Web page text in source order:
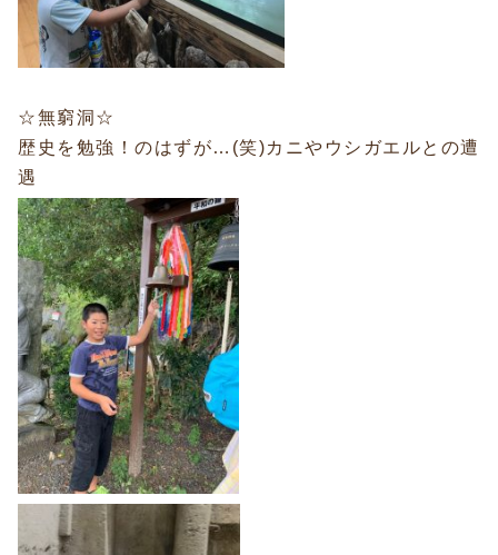
☆無窮洞☆
歴史を勉強！のはずが…(笑)カニやウシガエルとの遭
遇